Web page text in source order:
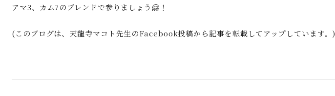
アマ3、カム7のブレンドで参りましょう🤗！
(このブログは、天龍寺マコト先生のFacebook投稿から記事を転載してアップしています。)